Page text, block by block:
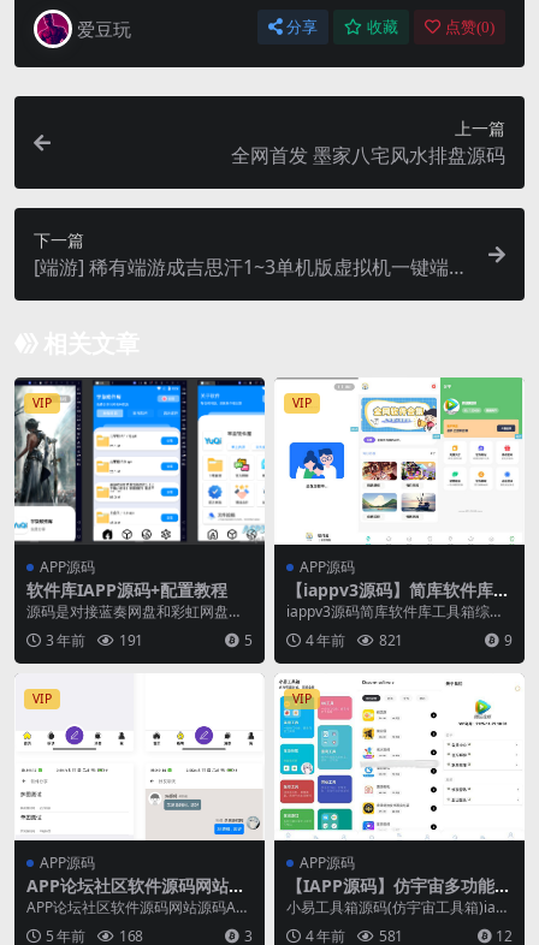
爱豆玩 分享 收藏 点赞(0)
上一篇
全网首发 墨家八宅风水排盘源码
下一篇
[端游] 稀有端游成吉思汗1~3单机版虚拟机一键端完
整版
VIP
APP源码
软件库IAPP源码+配置教程
源码是对接蓝奏网盘和彩虹网盘
的，有配置教程。
3 年前 191 5
VIP
APP源码
【iappv3源码】简库软件库工
具箱综合源码
iappv3源码简库软件库工具箱综合
源码，软件直接对接蓝奏云文件
夹，告别烦锁上传...
4 年前 821 9
VIP
APP源码
APP论坛社区软件源码网站源
码APP封装
APP论坛社区软件源码网站源码APP
封装，不定时更新不定时修复bu
5 年前 168 3
VIP
APP源码
【IAPP源码】仿宇宙多功能工
具箱源码
小易工具箱源码(仿宇宙工具箱)iapp
源码，有兴趣的可以自己研究一
4 年前 581 12